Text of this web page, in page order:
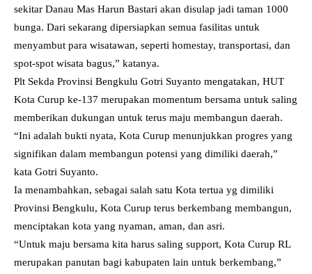
sekitar Danau Mas Harun Bastari akan disulap jadi taman 1000
bunga. Dari sekarang dipersiapkan semua fasilitas untuk
menyambut para wisatawan, seperti homestay, transportasi, dan
spot-spot wisata bagus,” katanya.
Plt Sekda Provinsi Bengkulu Gotri Suyanto mengatakan, HUT
Kota Curup ke-137 merupakan momentum bersama untuk saling
memberikan dukungan untuk terus maju membangun daerah.
“Ini adalah bukti nyata, Kota Curup menunjukkan progres yang
signifikan dalam membangun potensi yang dimiliki daerah,”
kata Gotri Suyanto.
Ia menambahkan, sebagai salah satu Kota tertua yg dimiliki
Provinsi Bengkulu, Kota Curup terus berkembang membangun,
menciptakan kota yang nyaman, aman, dan asri.
“Untuk maju bersama kita harus saling support, Kota Curup RL
merupakan panutan bagi kabupaten lain untuk berkembang,”